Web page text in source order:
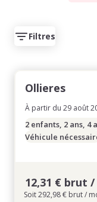
Filtres
Ollieres
À partir du 29 août
2 enfants, 2 ans, 4
Véhicule
12,31 € brut /
Soit 292,98 € brut /